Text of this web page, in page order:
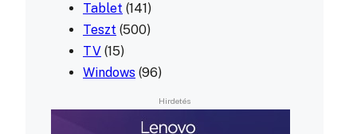
Tablet (141)
Teszt (500)
TV (15)
Windows (96)